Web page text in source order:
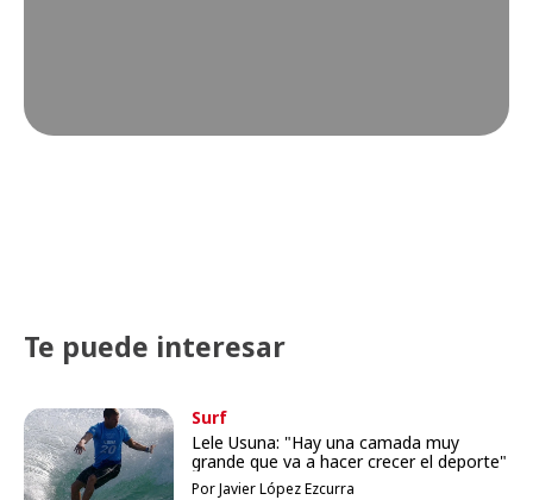
Te puede interesar
Surf
Lele Usuna: "Hay una camada muy
grande que va a hacer crecer el deporte"
Por Javier López Ezcurra